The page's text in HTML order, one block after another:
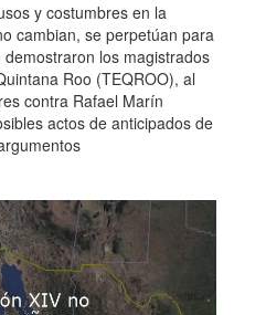
y costumbres en la
cambian, se perpetúan para
los magistrados
Roo (TEQROO), al
contra Rafael Marín
actos de anticipados de